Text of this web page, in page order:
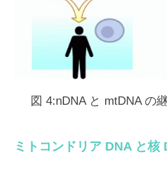
図 4:nDNA と mtDNA の
ミトコンドリア DNA と核